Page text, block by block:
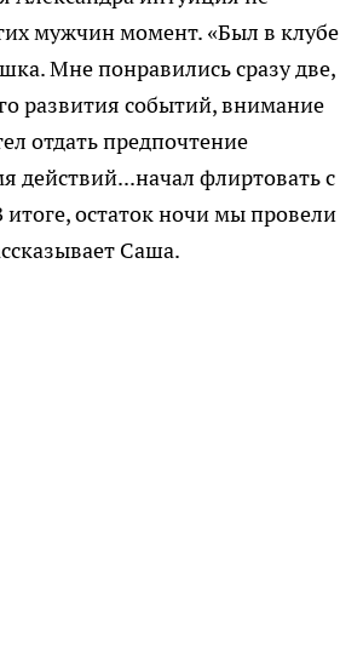
мужчин момент. «Был в клубе
Мне понравились сразу две,
развития событий, внимание
отдать предпочтение
действий...начал флиртовать с
остаток ночи мы провели
Саша.